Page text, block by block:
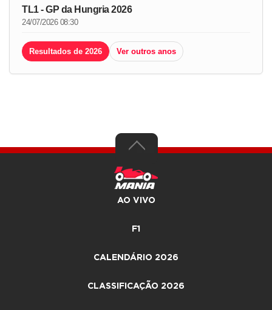
TL1 - GP da Hungria 2026
24/07/2026 08:30
Resultados de 2026 Ver outros anos
AO VIVO
F1
CALENDÁRIO 2026
CLASSIFICAÇÃO 2026